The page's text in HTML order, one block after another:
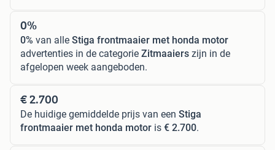
0%
0% van alle Stiga frontmaaier met honda motor
advertenties in de categorie Zitmaaiers zijn in de
afgelopen week aangeboden.
€ 2.700
De huidige gemiddelde prijs van een Stiga
frontmaaier met honda motor is € 2.700.